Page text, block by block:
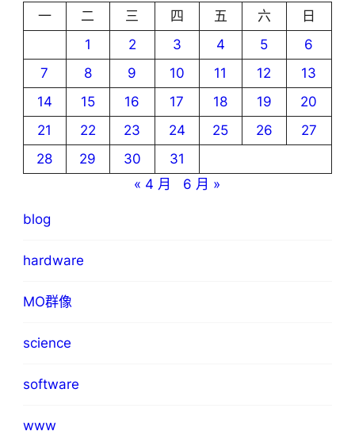
一
二 三 四 五 六
日
1
2 3 4 5
6
7
8 9 10 11 12
13
14
15 16 17 18 19
20
21
22 23 24 25 26
27
28
29 30
31
« 4 月
6 月 »
blog
hardware
MO群像
science
software
www